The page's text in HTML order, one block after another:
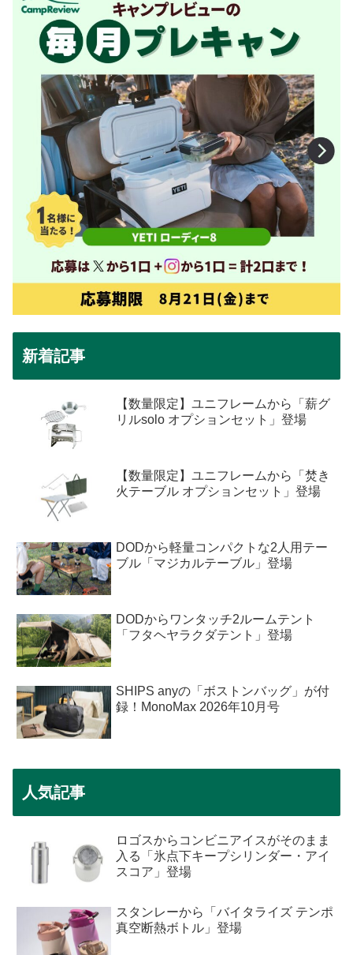
新着記事
【数量限定】ユニフレームから「薪グ
リルsolo オプションセット」登場
【数量限定】ユニフレームから「焚き
火テーブル オプションセット」登場
DODから軽量コンパクトな2人用テー
ブル「マジカルテーブル」登場
DODからワンタッチ2ルームテント
「フタヘヤラクダテント」登場
SHIPS anyの「ボストンバッグ」が付
録！MonoMax 2026年10月号
人気記事
ロゴスからコンビニアイスがそのまま
入る「氷点下キープシリンダー・アイ
スコア」登場
スタンレーから「バイタライズ テンポ
真空断熱ボトル」登場